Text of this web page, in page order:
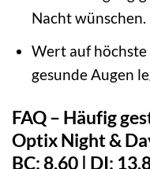
Nacht wünschen.
Wert auf
gesunde Augen
FAQ – Häufig
Optix Night &
BC: 8.60 | DI: